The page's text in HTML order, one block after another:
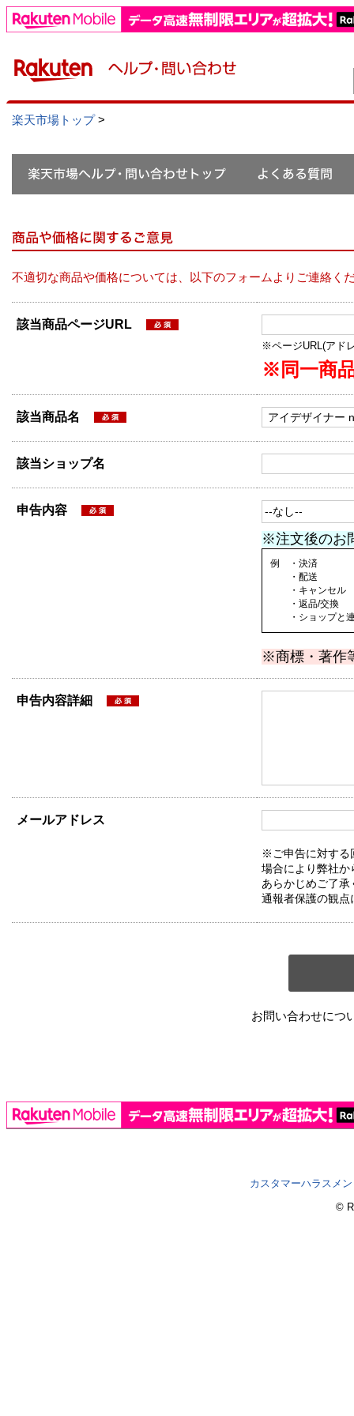
楽天市場トップ>
不適切な商品や価格については、以下のフォームよりご連絡く
該当商品ページURL
※ページURL(アド
※同一商
該当商品名
該当ショップ名
申告内容
※注文後のお
例 ・決済
・配送
・キャンセル
・返品/交換
・ショップと連
※商標・著作
申告内容詳細
メールアドレス
※ご申告に対する
場合により弊社か
あらかじめご了承
通報者保護の観点
お問い合わせにつ
カスタマーハラスメ
©